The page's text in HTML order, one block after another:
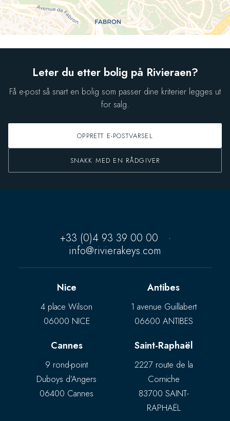
Leter du etter bolig på Rivieraen?
Få e-post så snart en bolig som passer dine kriterier legges ut
for salg.
OPPRETT E-POSTVARSEL
SNAKK MED EN RÅDGIVER
+33 (0)4 93 39 00 00
·
info@rivierakeys.com
Nice
4 place Wilson
06000 NICE
Antibes
1 avenue Guillabert
06600 ANTIBES
Cannes
9 rond-point
Duboys d’Angers
06400 Cannes
Saint-Raphaël
2227 route de la
Corniche
83700 SAINT-
RAPHAËL